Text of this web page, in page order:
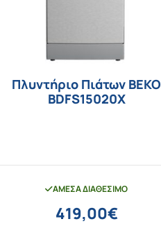
Πλυντήριο Πιάτων BEKO
BDFS15020X
ΆΜΕΣΑ ΔΙΑΘΈΣΙΜΟ
419,00€